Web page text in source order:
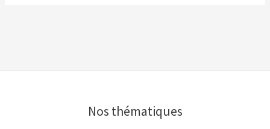
Nos thématiques